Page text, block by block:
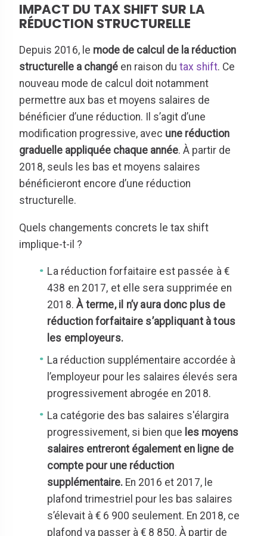
IMPACT DU TAX SHIFT SUR LA
RÉDUCTION STRUCTURELLE
Depuis 2016, le mode de calcul de la réduction
structurelle a changé en raison du tax shift. Ce
nouveau mode de calcul doit notamment
permettre aux bas et moyens salaires de
bénéficier d’une réduction. Il s’agit d’une
modification progressive, avec une réduction
graduelle appliquée chaque année. À partir de
2018, seuls les bas et moyens salaires
bénéficieront encore d’une réduction
structurelle.
Quels changements concrets le tax shift
implique-t-il ?
La réduction forfaitaire est passée à €
438 en 2017, et elle sera supprimée en
2018.À terme, il n’y aura donc plus de
réduction forfaitaire s’appliquant à tous
les employeurs.
La réduction supplémentaire accordée à
l’employeur pour les salaires élevés sera
progressivement abrogée en 2018.
La catégorie des bas salaires s'élargira
progressivement, si bien que les moyens
salaires entreront également en ligne de
compte pour une réduction
supplémentaire. En 2016 et 2017, le
plafond trimestriel pour les bas salaires
s’élevait à € 6 900 seulement. En 2018, ce
plafond va passer à € 8 850. À partir de